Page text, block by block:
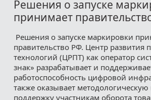
Пользовательское
Медиакит
Контакты
Решения о запуске
принимает
Решения о запуске маркировки
правительство РФ. Центр развития
технологий (ЦРПТ) как оператор
знак» разрабатывает и
работоспособность цифровой
также оказывает
поддержку участникам оборота